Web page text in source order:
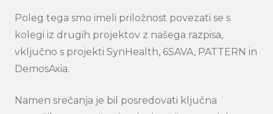
Poleg tega smo imeli priložnost povezati se s
kolegi iz drugih projektov z našega razpisa,
vključno s projekti SynHealth, 6SAVA, PATTERN in
DemosAxia.
Namen srečanja je bil posredovati ključna